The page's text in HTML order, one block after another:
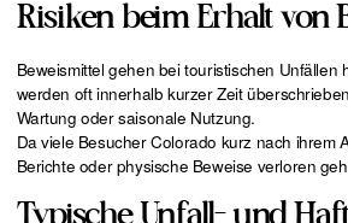
Risiken beim Erhalt von
Beweismittel gehen bei touristischen
werden oft innerhalb kurzer Zeit
Wartung oder saisonale Nutzung.
Da viele Besucher Colorado kurz nach ihrem
Berichte oder physische Beweise verloren
Typische Unfall- und